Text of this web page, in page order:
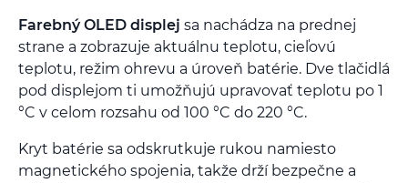
Farebný OLED displej sa nachádza na prednej
strane a zobrazuje aktuálnu teplotu, cieľovú
teplotu, režim ohrevu a úroveň batérie. Dve tlačidlá
pod displejom ti umožňujú upravovať teplotu po 1
°C v celom rozsahu od 100 °C do 220 °C.
Kryt batérie sa odskrutkuje rukou namiesto
magnetického spojenia, takže drží bezpečne a